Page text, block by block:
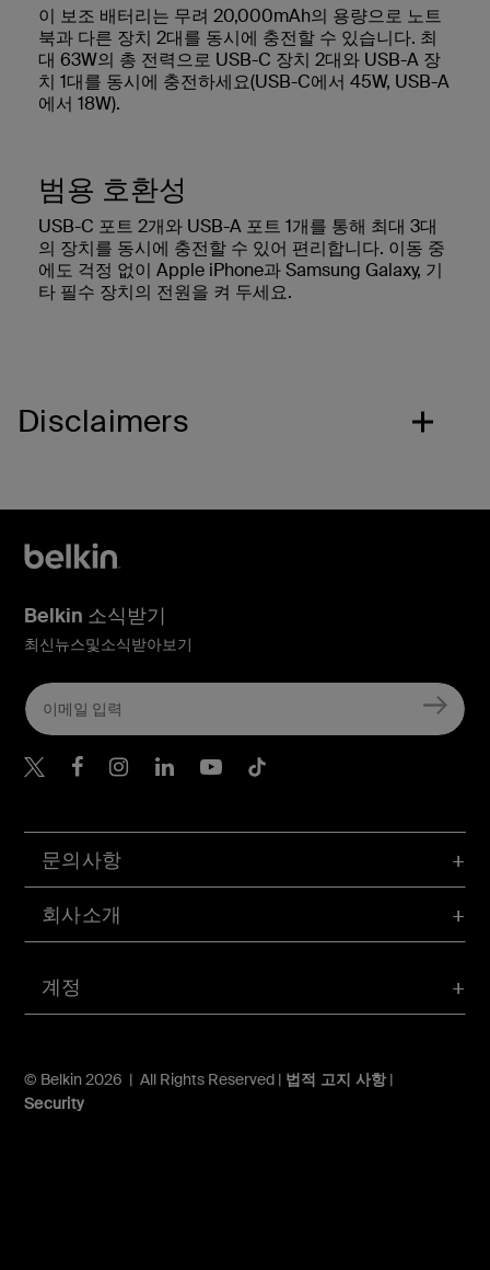
이 보조 배터리는 무려 20,000mAh의 용량으로 노트
북과 다른 장치 2대를 동시에 충전할 수 있습니다. 최
대 63W의 총 전력으로 USB-C 장치 2대와 USB-A 장
치 1대를 동시에 충전하세요(USB-C에서 45W, USB-A
에서 18W).
범용 호환성
USB-C 포트 2개와 USB-A 포트 1개를 통해 최대 3대
의 장치를 동시에 충전할 수 있어 편리합니다. 이동 중
에도 걱정 없이 Apple iPhone과 Samsung Galaxy, 기
타 필수 장치의 전원을 켜 두세요.
Disclaimers
계정
문의사항
회사소개
© Belkin 2026 | All Rights Reserved | 법적 고지 사항|
Security
Belkin 소식받기
최신뉴스및소식받아보기
Belkin Twitter